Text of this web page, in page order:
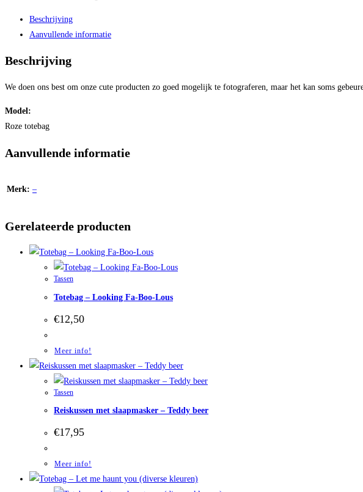
Beschrijving
Aanvullende informatie
Beschrijving
We doen ons best om onze cute producten zo goed mogelijk te fotograferen, maar het kan soms
Model:
Roze totebag
Aanvullende informatie
Merk: –
Gerelateerde producten
Tassen
Totebag – Looking Fa-Boo-Lous
€12,50
Meer info!
Tassen
Reiskussen met slaapmasker – Teddy beer
€17,95
Meer info!